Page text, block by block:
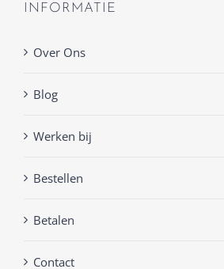
INFORMATIE
Over Ons
Blog
Werken bij
Bestellen
Betalen
Contact